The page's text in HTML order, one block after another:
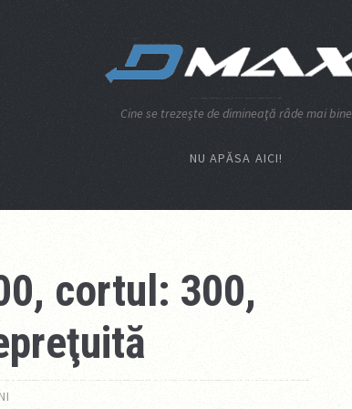
Cine se trezeşte de dimineaţă râde mai bine
NU APĂSA AICI!
cortul: 300,